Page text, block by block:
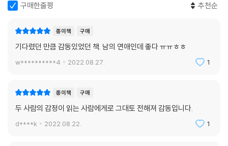
구매한줄평 추천순
종이책 구매
기다렸던 만큼 감동있었던 책. 남의 연애인데 좋다 ㅠㅠㅎㅎ
w**********4 2022.08.27. 1
종이책 구매
두 사람의 감정이 읽는 사람에게로 그대토 전해져 감동입니다.
d****k 2022.08.22. 1